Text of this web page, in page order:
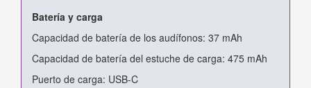
Batería y carga
Capacidad de batería de los audífonos: 37 mAh
Capacidad de batería del estuche de carga: 475 mAh
Puerto de carga: USB-C